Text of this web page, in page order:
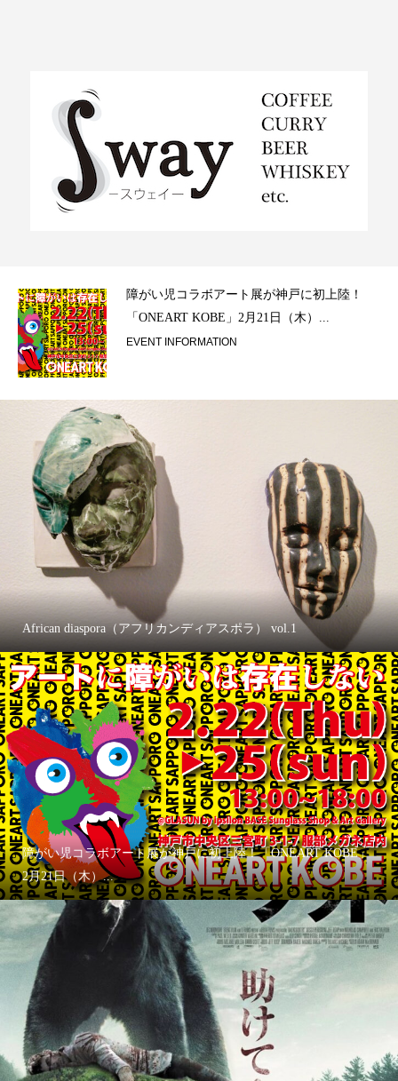
障がい児コラボアート展が神戸に初上陸！
「ONEART KOBE」2月21日（木）...
EVENT INFORMATION
African diaspora（アフリカンディアスポラ） vol.1
障がい児コラボアート展が神戸に初上陸！「ONEART KOBE」
2月21日（木）...